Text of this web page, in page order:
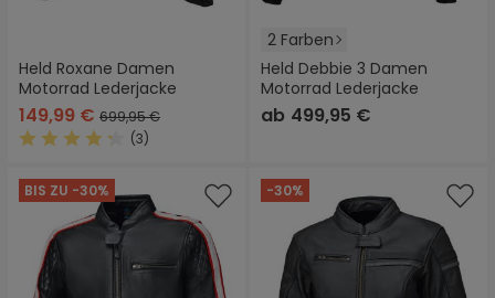
Held Roxane Damen
Motorrad Lederjacke
149,99 € 699,95 €
(3)
2 Farben
Held Debbie 3 Damen
Motorrad Lederjacke
ab 499,95 €
BIS ZU -30% -30%